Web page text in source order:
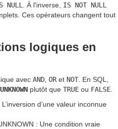
. À l'inverse, IS NOT NULL
Ces opérateurs changent tout
logiques en
avec AND OR et NOT . En SQL,
UNKNOWN plutôt que TRUE ou FALSE
L’inversion d’une valeur inconnue
: Une condition vraie